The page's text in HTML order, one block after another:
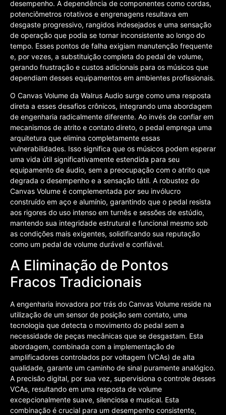
desempenho. A dependência de componentes como cordas,
potenciômetros rotativos e engrenagens resultava em
desgaste progressivo, rangidos indesejados e uma sensação
de operação que podia se tornar inconsistente ao longo do
tempo. Esses pontos de falha exigiam manutenção frequente
e, por vezes, a substituição completa do pedal de volume,
gerando frustração e custos adicionais para os músicos que
dependiam desses equipamentos em ambientes profissionais.
O Canvas Volume da Walrus Audio surge como uma resposta
direta a esses desafios crônicos, integrando uma abordagem
de engenharia radicalmente diferente. Ao invés de confiar em
mecanismos de atrito e contato direto, o pedal emprega uma
arquitetura que elimina completamente essas
vulnerabilidades. Isso significa que os músicos podem esperar
uma vida útil significativamente estendida para seu
equipamento de áudio, sem a preocupação com o atrito que
degrada o desempenho e a sensação tátil. A robustez do
Canvas Volume é complementada por seu invólucro
construído em aço e alumínio, garantindo que o pedal resista
aos rigores do uso intenso em turnês e sessões de estúdio,
mantendo sua integridade estrutural e funcional mesmo sob
as condições mais exigentes, solidificando sua reputação
como um pedal de volume durável e confiável.
A Eliminação de Pontos
Fracos Tradicionais
A engenharia inovadora por trás do Canvas Volume reside na
utilização de um sensor de posição sem contato, uma
tecnologia que detecta o movimento do pedal sem a
necessidade de peças mecânicas que se desgastam. Esta
abordagem, combinada com a implementação de
amplificadores controlados por voltagem (VCAs) de alta
qualidade, garante um caminho de sinal puramente analógico.
A precisão digital, por sua vez, supervisiona o controle desses
VCAs, resultando em uma resposta de volume
excepcionalmente suave, silenciosa e musical. Esta
combinação é crucial para um desempenho consistente,